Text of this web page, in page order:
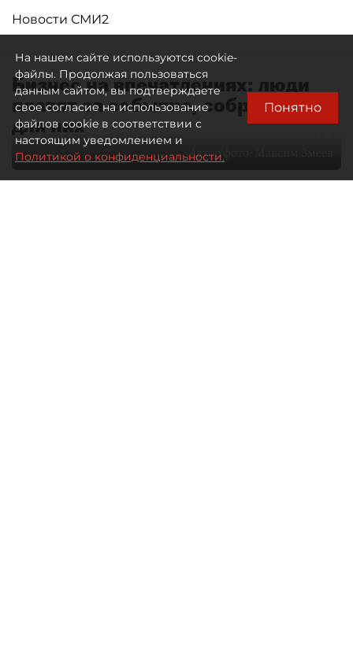
Новости СМИ2
Бизнес на впечатлениях: люди
платят за событие, собранное
для них
Автор фото:
На нашем сайте используются cookie-
файлы. Продолжая пользоваться
данным сайтом, вы подтверждаете
свое согласие на использование
файлов cookie в соответствии с
настоящим уведомлением и
Политикой о конфиденциальности.
Понятно